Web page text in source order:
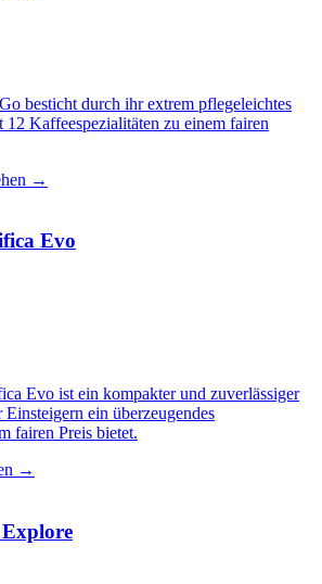
besticht durch ihr extrem pflegeleichtes
Kaffeespezialitäten zu einem fairen
→
Evo
Evo ist ein kompakter und zuverlässiger
ein überzeugendes
fairen Preis bietet.
→